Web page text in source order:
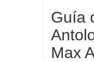
Guía
Max